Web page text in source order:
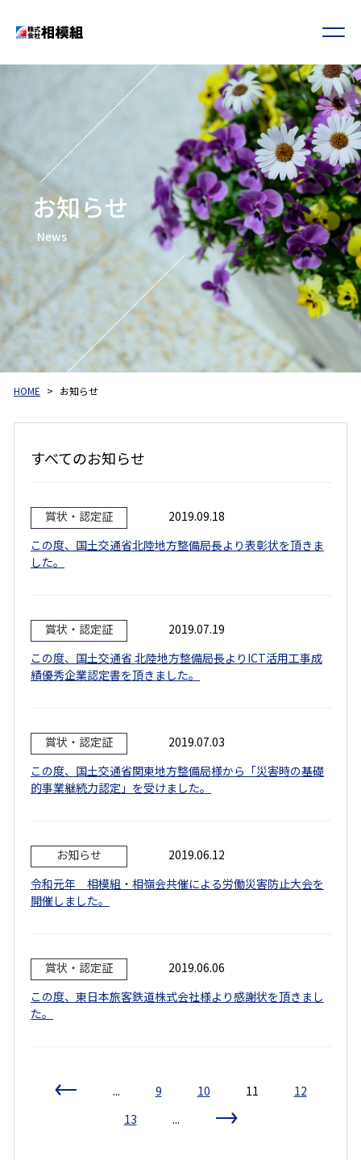
お知らせ
News
HOME お知らせ
すべてのお知らせ
賞状・認定証
2019.09.18
この度、国土交通省北陸地方整備局長より表彰状を頂きま
した。
賞状・認定証
2019.07.19
この度、国土交通省 北陸地方整備局長よりICT活用工事成
績優秀企業認定書を頂きました。
賞状・認定証
2019.07.03
この度、国土交通省関東地方整備局様から「災害時の基礎
的事業継続力認定」を受けました。
お知らせ
2019.06.12
令和元年 相模組・相嶺会共催による労働災害防止大会を
開催しました。
賞状・認定証
2019.06.06
この度、東日本旅客鉄道株式会社様より感謝状を頂きまし
た。
... 9 10 11
12
13
...